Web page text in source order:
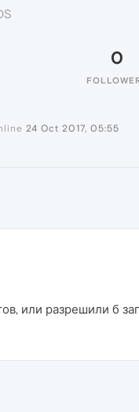
0
24 Oct 2017, 05:55
или разрешили б